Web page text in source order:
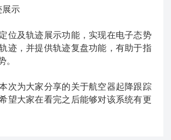
示
及轨迹展示功能，实现在电子态势
迹，并提供轨迹复盘功能，有助于指
。
为大家分享的关于航空器起降跟踪
望大家在看完之后能够对该系统有更